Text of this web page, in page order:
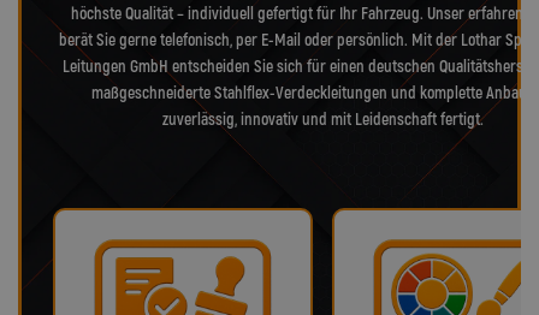
höchste Qualität – individuell gefertigt für Ihr Fahrzeug. Unser erfahrenes
berät Sie gerne telefonisch, per E-Mail oder persönlich. Mit der Lothar
Leitungen GmbH entscheiden Sie sich für einen deutschen
maßgeschneiderte Stahlflex-Verdeckleitungen und komplette
zuverlässig, innovativ und mit Leidenschaft fertigt.